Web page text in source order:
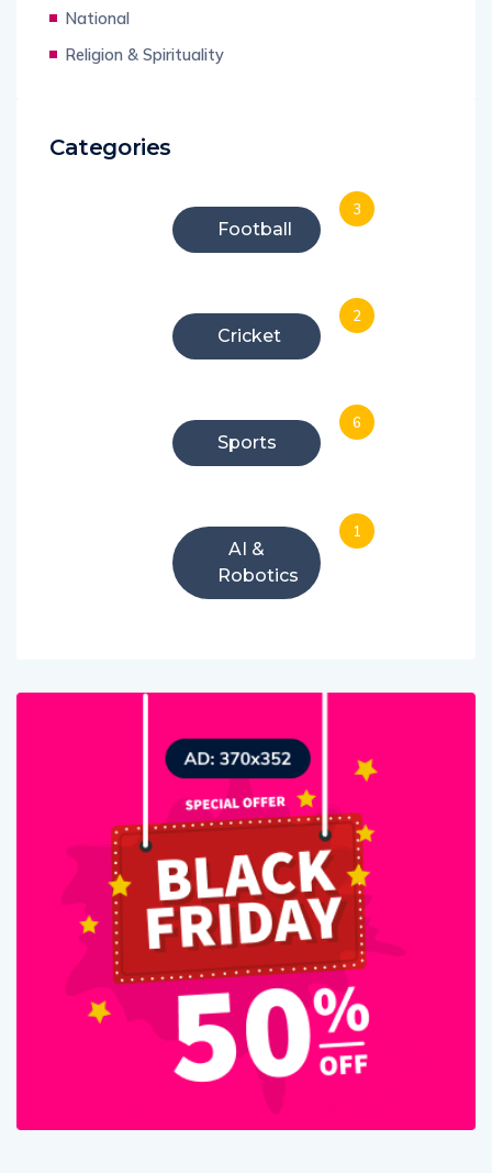
National
Religion & Spirituality
Categories
Football
3
Cricket
2
Sports
6
AI &
Robotics
1